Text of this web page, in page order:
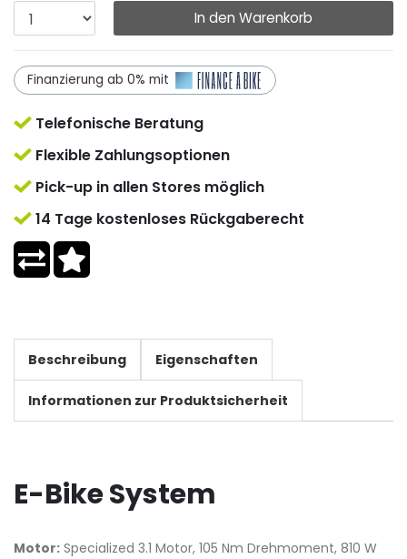
In den Warenkorb
Finanzierung ab 0% mit
Telefonische Beratung
Flexible Zahlungsoptionen
Pick-up in allen Stores möglich
14 Tage kostenloses Rückgaberecht
Beschreibung Eigenschaften
Informationen zur Produktsicherheit
E-Bike System
Motor: Specialized 3.1 Motor, 105 Nm Drehmoment, 810 W